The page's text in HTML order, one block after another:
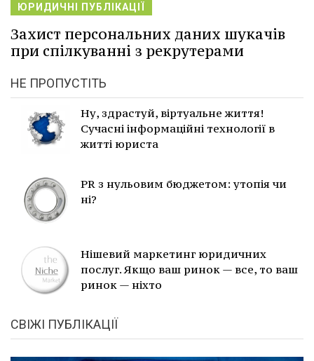
ЮРИДИЧНІ ПУБЛІКАЦІЇ
Захист персональних даних шукачів
при спілкуванні з рекрутерами
НЕ ПРОПУСТІТЬ
Ну, здрастуй, віртуальне життя!
Сучасні інформаційні технології в
житті юриста
PR з нульовим бюджетом: утопія чи
ні?
Нішевий маркетинг юридичних
послуг. Якщо ваш ринок — все, то ваш
ринок — ніхто
СВІЖІ ПУБЛІКАЦІЇ